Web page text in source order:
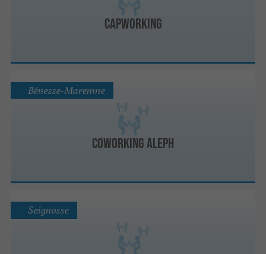
Capworking
Coworking Aleph
Bénesse-Maremne
Seignosse